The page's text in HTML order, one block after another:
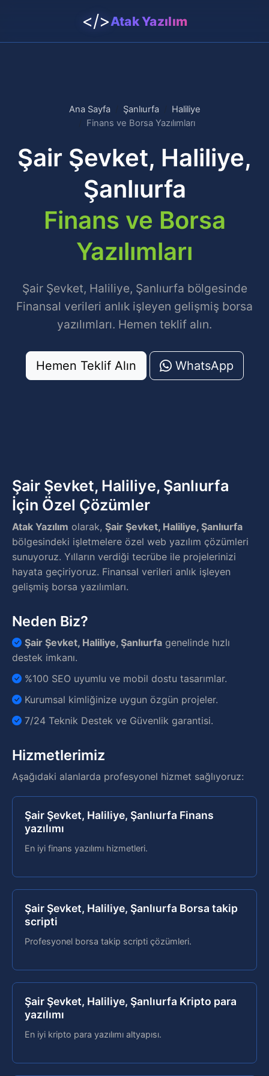
</>Atak Yazılım
Ana Sayfa Şanlıurfa
Haliliye
Finans ve Borsa Yazılımları
Şair Şevket, Haliliye,
Şanlıurfa
Finans ve Borsa
Yazılımları
Şair Şevket, Haliliye, Şanlıurfa bölgesinde
Finansal verileri anlık işleyen gelişmiş borsa
yazılımları. Hemen teklif alın.
Hemen Teklif Alın WhatsApp
Şair Şevket, Haliliye, Şanlıurfa
İçin Özel Çözümler
Atak Yazılım olarak, Şair Şevket, Haliliye, Şanlıurfa
bölgesindeki işletmelere özel web yazılım çözümleri
sunuyoruz. Yılların verdiği tecrübe ile projelerinizi
hayata geçiriyoruz. Finansal verileri anlık işleyen
gelişmiş borsa yazılımları.
Neden Biz?
Şair Şevket, Haliliye, Şanlıurfa genelinde hızlı
destek imkanı.
%100 SEO uyumlu ve mobil dostu tasarımlar.
Kurumsal kimliğinize uygun özgün projeler.
7/24 Teknik Destek ve Güvenlik garantisi.
Hizmetlerimiz
Aşağıdaki alanlarda profesyonel hizmet sağlıyoruz:
Şair Şevket, Haliliye, Şanlıurfa Finans
yazılımı
En iyi finans yazılımı hizmetleri.
Şair Şevket, Haliliye, Şanlıurfa Borsa takip
scripti
Profesyonel borsa takip scripti çözümleri.
Şair Şevket, Haliliye, Şanlıurfa Kripto para
yazılımı
En iyi kripto para yazılımı altyapısı.